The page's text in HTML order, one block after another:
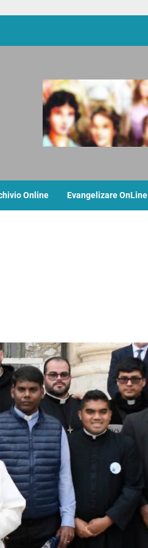
Online Evangelizare OnLine